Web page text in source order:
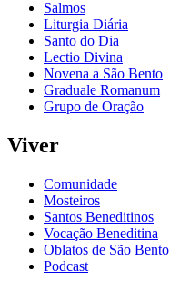
Salmos
Liturgia Diária
Santo do Dia
Lectio Divina
Novena a São Bento
Graduale Romanum
Grupo de Oração
Viver
Comunidade
Mosteiros
Santos Beneditinos
Vocação Beneditina
Oblatos de São Bento
Podcast